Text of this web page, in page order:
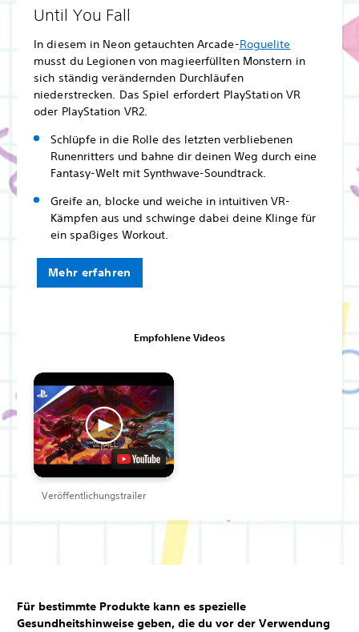
Until You Fall
In diesem in Neon getauchten Arcade-Roguelite
musst du Legionen von magieerfüllten Monstern in
sich ständig verändernden Durchläufen
niederstrecken. Das Spiel erfordert PlayStation VR
oder PlayStation VR2.
Schlüpfe in die Rolle des letzten verbliebenen
Runenritters und bahne dir deinen Weg durch eine
Fantasy-Welt mit Synthwave-Soundtrack.
Greife an, blocke und weiche in intuitiven VR-
Kämpfen aus und schwinge dabei deine Klinge für
ein spaßiges Workout.
Mehr erfahren
Empfohlene Videos
Veröffentlichungstrailer
Für bestimmte Produkte kann es spezielle
Gesundheitshinweise geben, die du vor der Verwendung